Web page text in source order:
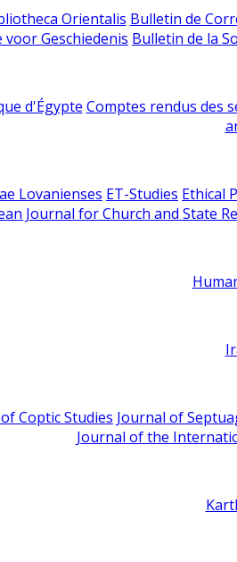
Orientalis Bulletin de
Geschiedenis Bulletin de la
d'Égypte Comptes rendus des
Lovanienses ET-Studies Ethical
Journal for Church and State
Coptic Studies Journal of
Journal of the